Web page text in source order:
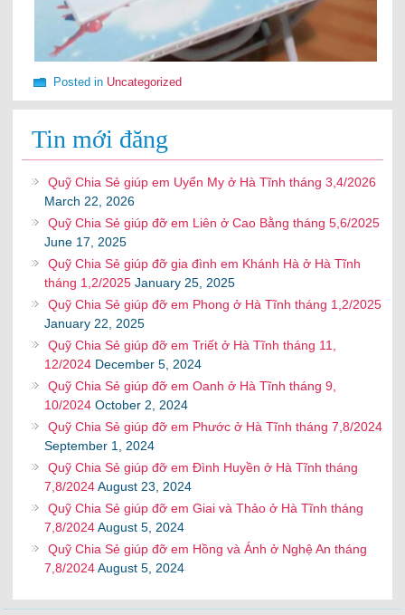
Posted in Uncategorized
Tin mới đăng
Quỹ Chia Sẻ giúp em Uyển My ở Hà Tĩnh tháng 3,4/2026
March 22, 2026
Quỹ Chia Sẻ giúp đỡ em Liên ở Cao Bằng tháng 5,6/2025
June 17, 2025
Quỹ Chia Sẻ giúp đỡ gia đình em Khánh Hà ở Hà Tĩnh
tháng 1,2/2025 January 25, 2025
Quỹ Chia Sẻ giúp đỡ em Phong ở Hà Tĩnh tháng 1,2/2025
January 22, 2025
Quỹ Chia Sẻ giúp đỡ em Triết ở Hà Tĩnh tháng 11,
12/2024 December 5, 2024
Quỹ Chia Sẻ giúp đỡ em Oanh ở Hà Tĩnh tháng 9,
10/2024 October 2, 2024
Quỹ Chia Sẻ giúp đỡ em Phước ở Hà Tĩnh tháng 7,8/2024
September 1, 2024
Quỹ Chia Sẻ giúp đỡ em Đình Huyền ở Hà Tĩnh tháng
7,8/2024 August 23, 2024
Quỹ Chia Sẻ giúp đỡ em Giai và Thảo ở Hà Tĩnh tháng
7,8/2024 August 5, 2024
Quỹ Chia Sẻ giúp đỡ em Hồng và Ánh ở Nghệ An tháng
7,8/2024 August 5, 2024